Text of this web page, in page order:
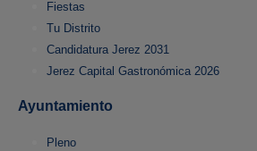
Fiestas
Tu Distrito
Candidatura Jerez 2031
Jerez Capital Gastronómica 2026
Ayuntamiento
Pleno